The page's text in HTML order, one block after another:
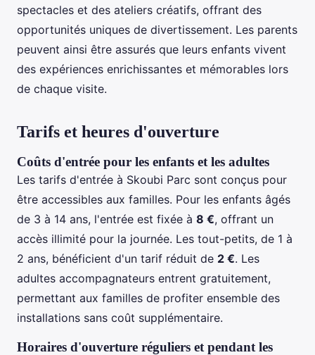
spectacles et des ateliers créatifs, offrant des
opportunités uniques de divertissement. Les parents
peuvent ainsi être assurés que leurs enfants vivent
des expériences enrichissantes et mémorables lors
de chaque visite.
Tarifs et heures d'ouverture
Coûts d'entrée pour les enfants et les adultes
Les tarifs d'entrée à Skoubi Parc sont conçus pour
être accessibles aux familles. Pour les enfants âgés
de 3 à 14 ans, l'entrée est fixée à 8 €, offrant un
accès illimité pour la journée. Les tout-petits, de 1 à
2 ans, bénéficient d'un tarif réduit de 2 €. Les
adultes accompagnateurs entrent gratuitement,
permettant aux familles de profiter ensemble des
installations sans coût supplémentaire.
Horaires d'ouverture réguliers et pendant les